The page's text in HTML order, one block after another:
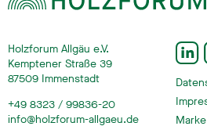
Holzforum Allgäu e.V.
Kemptener Straße 39
87509 Immenstadt
+49 8323 / 99836-20
info@holzforum-allgaeu.de